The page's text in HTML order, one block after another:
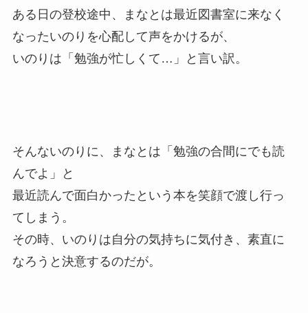
ある日の登校途中、まなとは最近図書室に来なく
なったいのりを心配して声をかけるが、
いのりは「勉強が忙しくて…」と言い訳。
そんないのりに、まなとは「勉強の合間にでも読
んでよ」と
最近読んで面白かったという本を笑顔で渡し行っ
てしまう。
その時、いのりは自分の気持ちに気付き、素直に
なろうと決意するのだが。